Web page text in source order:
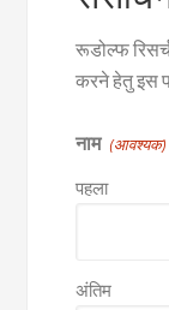
रूडोल्फ
करने हेतु इस
नाम (आवश्यक)
पहला
अंतिम